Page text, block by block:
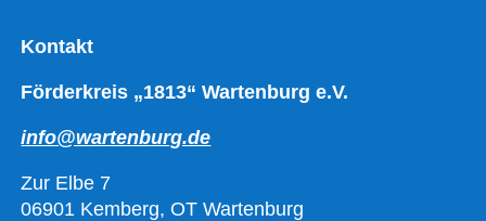
Kontakt
Förderkreis „1813“ Wartenburg e.V.
info@wartenburg.de
Zur Elbe 7
06901 Kemberg, OT Wartenburg